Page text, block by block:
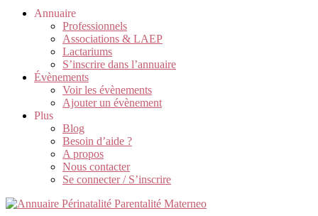
Annuaire
Professionnels
Associations & LAEP
Lactariums
S’inscrire dans l’annuaire
Évènements
Voir les évènements
Ajouter un évènement
Plus
Blog
Besoin d’aide ?
A propos
Nous contacter
Se connecter / S’inscrire